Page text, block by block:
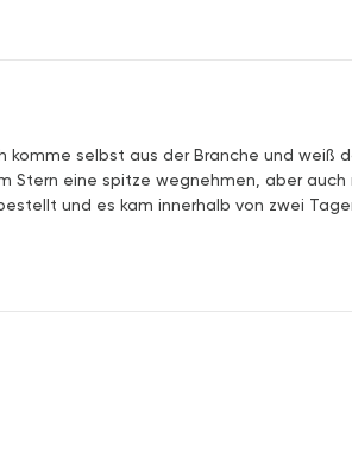
selbst aus der Branche und
Stern eine spitze wegnehmen, aber
und es kam innerhalb von zwei